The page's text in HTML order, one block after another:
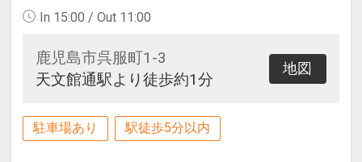
In 15:00 / Out 11:00
鹿児島市呉服町1-3
天文館通駅より徒歩約1分
地図
駐車場あり 駅徒歩5分以内